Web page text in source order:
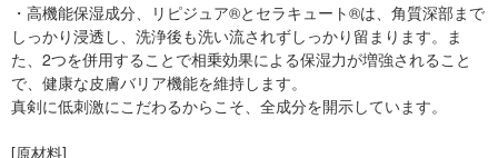
・高機能保湿成分、リピジュア®とセラキュート®は、角質深部まで
しっかり浸透し、洗浄後も洗い流されずしっかり留まります。ま
た、2つを併用することで相乗効果による保湿力が増強されること
で、健康な皮膚バリア機能を維持します。
真剣に低刺激にこだわるからこそ、全成分を開示しています。
[原材料]